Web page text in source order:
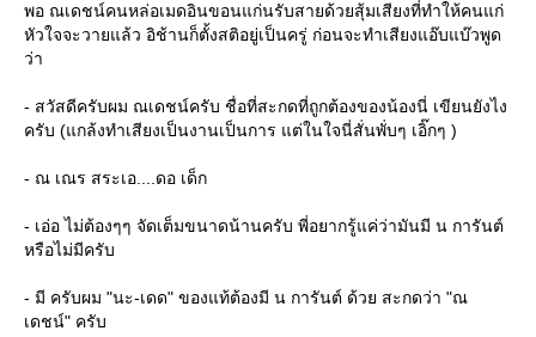
พอ ณเดชน์คนหล่อเมดอินขอนแก่นรับสายด้วยสุ้มเสียงที่ทำให้คนแก่
หัวใจจะวายแล้ว อิช้านก็ตั้งสติอยู่เป็นครู่ ก่อนจะทำเสียงแอ๊บแบ๊วพูด
ว่า
- สวัสดีครับผม ณเดชน์ครับ ชื่อที่สะกดที่ถูกต้องของน้องนี่ เขียนยังไง
ครับ (แกล้งทำเสียงเป็นงานเป็นการ แต่ในใจนี่สั่นพั่บๆ เอิ๊กๆ )
- ณ เณร สระเอ....ดอ เด็ก
- เอ่อ ไม่ต้องๆๆ จัดเต็มขนาดน้านครับ พี่อยากรู้แค่ว่ามันมี น การันต์
หรือไม่มีครับ
- มี ครับผม "นะ-เดด" ของแท้ต้องมี น การันต์ ด้วย สะกดว่า "ณ
เดชน์" ครับ